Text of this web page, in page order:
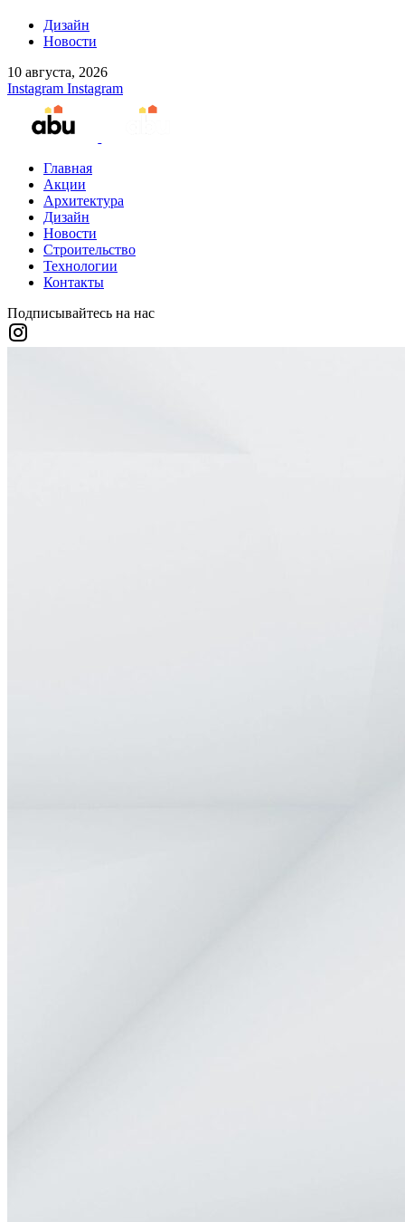
Дизайн
Новости
10 августа, 2026
Instagram Instagram
Главная
Акции
Архитектура
Дизайн
Новости
Строительство
Технологии
Контакты
Подписывайтесь на нас